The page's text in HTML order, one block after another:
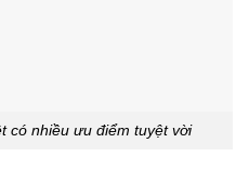
có nhiều ưu điểm tuyệt vời